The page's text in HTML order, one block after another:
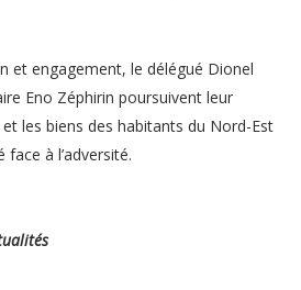
et engagement, le délégué Dionel
Eno Zéphirin poursuivent leur
les biens des habitants du Nord-Est
face à l’adversité.